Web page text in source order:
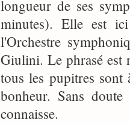
longueur de ses
minutes). Elle est
l'Orchestre
Giulini. Le phrasé est
tous les pupitres
bonheur. Sans
connaisse.